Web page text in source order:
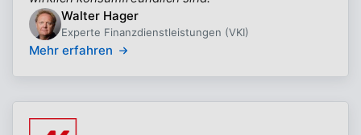
Walter Hager
Experte Finanzdienstleistungen (VKI)
Mehr erfahren